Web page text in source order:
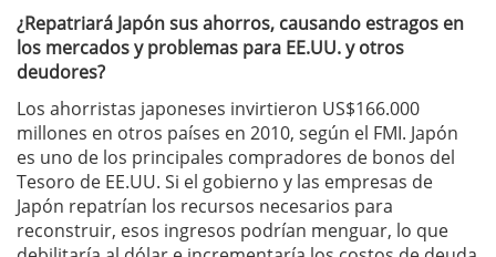
¿Repatriará Japón sus ahorros, causando estragos en
los mercados y problemas para EE.UU. y otros
deudores?
Los ahorristas japoneses invirtieron US$166.000
millones en otros países en 2010, según el FMI. Japón
es uno de los principales compradores de bonos del
Tesoro de EE.UU. Si el gobierno y las empresas de
Japón repatrían los recursos necesarios para
reconstruir, esos ingresos podrían menguar, lo que